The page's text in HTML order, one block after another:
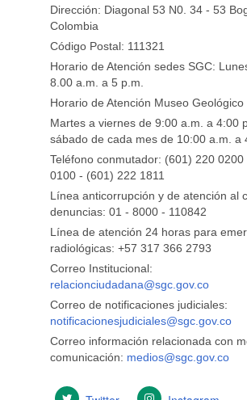
Dirección: Diagonal 53 N0. 34 - 53
Colombia
Código Postal: 111321
Horario de Atención sedes SGC:
8.00 a.m. a 5 p.m.
Horario de Atención Museo Geológico
Martes a viernes de 9:00 a.m. a 4:00
sábado de cada mes de 10:00 a.m. a
Teléfono conmutador: (601) 220
0100 - (601) 222 1811
Línea anticorrupción y de atención al
denuncias: 01 - 8000 - 110842
Línea de atención 24 horas para
radiológicas: +57 ​317 366 2793
Correo Institucional:
relacionciudadana@sgc.gov.co
Correo de notificaciones judiciales:
notificacionesjudiciales@sgc.gov.co
Correo información relacionada con
comunicación: medios@sgc.gov.co